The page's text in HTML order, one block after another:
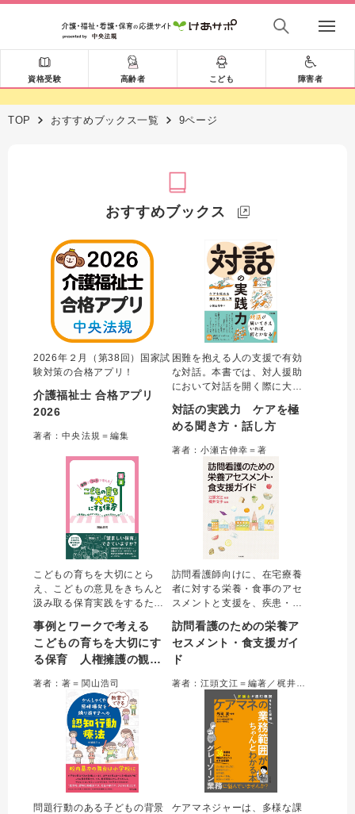
資格受験 高齢者 こども 障害者
TOP おすすめブックス一覧 9ページ
おすすめブックス
2026年２月（第38回）国家試
験対策の合格アプリ！
介護福祉士 合格アプリ
2026
著者：中央法規＝編集
困難を抱える人の支援で有効
な対話。本書では、対人援助
において対話を開く際に大切
つの型」に集約し、事例をも
ちいて超実践的に解説した。
トや注意点など、支援現場で
安全に対話を重ねていくため
のエッセンスが満載。
対話の実践力 ケアを極
める聞き方・話し方
著者：小瀬古伸幸＝著
こどもの育ちを大切にとら
え、こどもの意見をきちんと
汲み取る保育実践をするため
すく整理。保育現場で役立つ
各種ガイドラインを保育場面
の事例を通して理解できるよ
り組みを具体的に学べる。
事例とワークで考える
こどもの育ちを大切にす
る保育 人権擁護の観点
する園づくり
著者：著＝関山浩司
訪問看護師向けに、在宅療養
者に対する栄養・食事のアセ
スメントと支援を、疾患・症
た。栄養の基礎知識から、支
援の基本、現場で出会いがち
なエピソード、具体的な方
護師だけでなく看護教育のテ
キストとしても活用できる。
訪問看護のための栄養ア
セスメント・食支援ガイ
ド
問題行動のある子どもの背景
ケアマネジャーは、多様な課